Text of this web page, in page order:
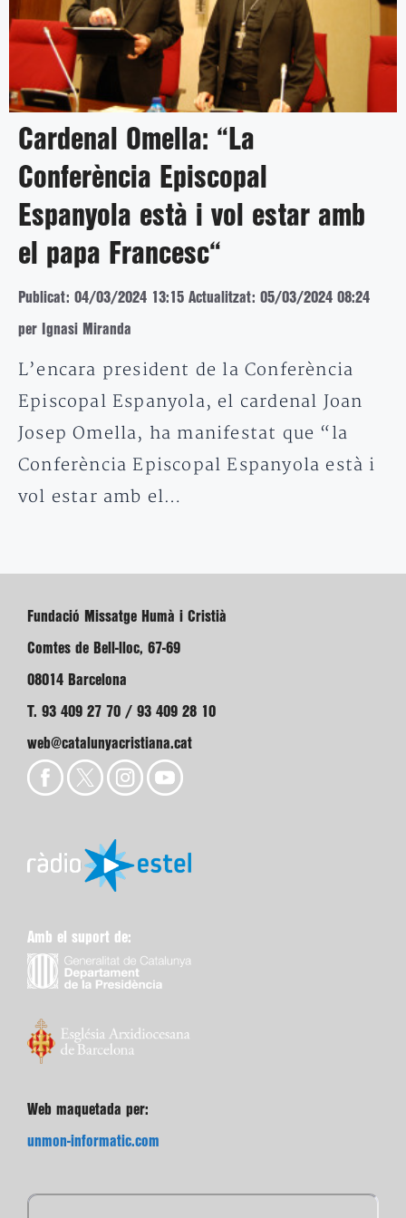
Cardenal Omella: “La
Conferència Episcopal
Espanyola està i vol estar amb
el papa Francesc“
Publicat: 04/03/2024 13:15 Actualitzat: 05/03/2024 08:24
per Ignasi Miranda
L’encara president de la Conferència
Episcopal Espanyola, el cardenal Joan
Josep Omella, ha manifestat que “la
Conferència Episcopal Espanyola està i
vol estar amb el…
Fundació Missatge Humà i Cristià
Comtes de Bell-lloc, 67-69
08014 Barcelona
T. 93 409 27 70 / 93 409 28 10
web@catalunyacristiana.cat
Amb el suport de:
Web maquetada per:
unmon-informatic.com